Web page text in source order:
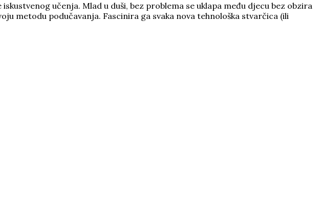
učenja. Mlad u duši, bez problema se uklapa među djecu bez obzira
metodu podučavanja. Fascinira ga svaka nova tehnološka stvarčica (ili